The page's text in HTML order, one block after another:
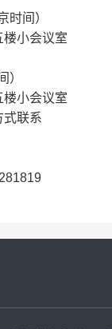
时间）
小会议室
）
小会议室
式联系